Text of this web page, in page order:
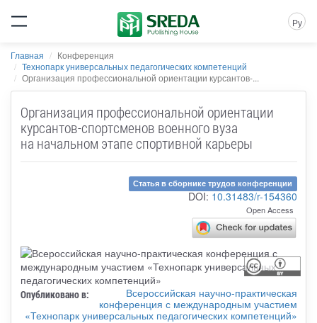
Ру
Главная
Конференция
Технопарк универсальных педагогических компетенций
Организация профессиональной ориентации курсантов-...
Организация профессиональной ориентации
курсантов-спортсменов военного вуза
на начальном этапе спортивной карьеры
Статья в сборнике трудов конференции
DOI:10.31483/r-154360
Open Access
Опубликовано в:
Всероссийская научно-практическая
конференция с международным участием
«Технопарк универсальных педагогических компетенций»